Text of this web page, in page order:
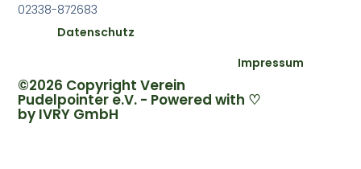
©2026 Copyright Verein
Pudelpointer e.V. - Powered with ♡
by IVRY GmbH
Impressum
Datenschutz
02338-872683